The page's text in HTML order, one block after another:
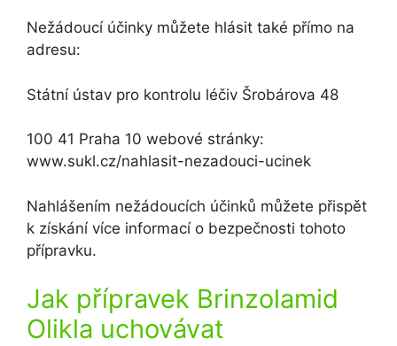
Nežádoucí účinky můžete hlásit také přímo na
adresu:
Státní ústav pro kontrolu léčiv Šrobárova 48
100 41 Praha 10 webové stránky:
www.sukl.cz/nahlasit-nezadouci-ucinek
Nahlášením nežádoucích účinků můžete přispět
k získání více informací o bezpečnosti tohoto
přípravku.
Jak přípravek Brinzolamid
Olikla uchovávat